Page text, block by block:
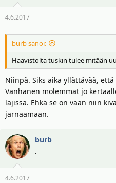
4.6.2017
burb sanoi:
Haavistolta tuskin tulee mitään
Niinpä. Siks aika yllättävää,
Vanhanen molemmat jo
lajissa. Ehkä se on vaan niin
jarnaamaan.
burb
.
4.6.2017